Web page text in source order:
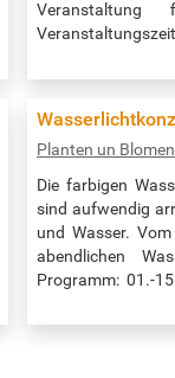
blomen/e-
Planten un Blomen
Die farbigen
sind aufwendig
und Wasser.
abendlichen
Programm: 01.-
night; Arr. Hector